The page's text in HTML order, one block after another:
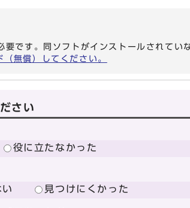
です。同ソフトがインストールされてい
無償）してください。
さい
役に立たなかった
見つけにくかった